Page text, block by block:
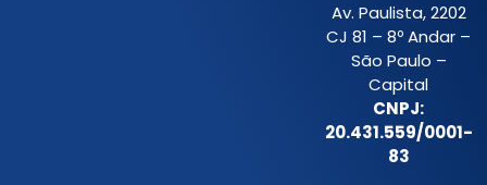
Av. Paulista, 2202
CJ 81 – 8º Andar –
São Paulo –
Capital
CNPJ:
20.431.559/0001-
83